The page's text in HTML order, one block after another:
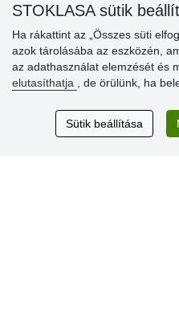
Vásárlók
értékelése
Excellent service
Thank you.
STOKLASA sütik
Ha rákattint az „Összes süti
azok tárolásába az eszközén,
az adathasználat elemzését és
elutasíthatja
, de örülünk, ha
Sütik beállítása